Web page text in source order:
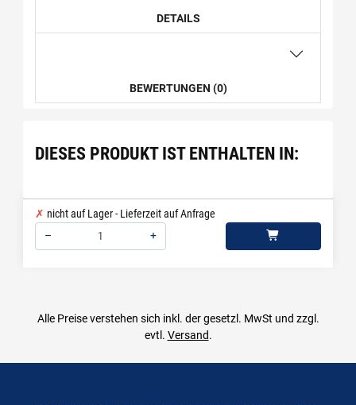
DETAILS
BEWERTUNGEN (0)
DIESES PRODUKT IST ENTHALTEN IN:
nicht auf Lager - Lieferzeit auf Anfrage
–
+
Alle Preise verstehen sich inkl. der gesetzl. MwSt und zzgl.
evtl. Versand.